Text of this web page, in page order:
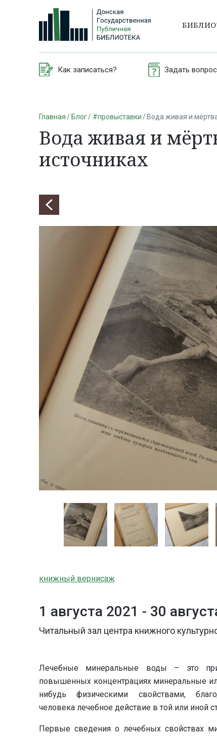
Как записаться? Задать вопрос
Главная Блог #провыставки Вода живая и
Вода живая и
источниках
книжный вернисаж
1 августа 2021 - 30
Читальный зал центра книжного
Лечебные минеральные воды – это
повышенных концентрациях минеральные
нибудь физическими свойствами,
человека лечебное действие в той или иной
Первые сведения о лечебных свойствах